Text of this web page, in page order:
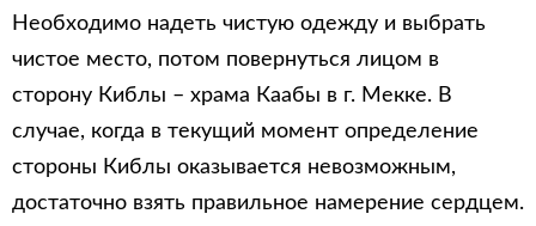
Необходимо надеть чистую одежду и выбрать
чистое место, потом повернуться лицом в
сторону Киблы – храма Каабы в г. Мекке. В
случае, когда в текущий момент определение
стороны Киблы оказывается невозможным,
достаточно взять правильное намерение сердцем.